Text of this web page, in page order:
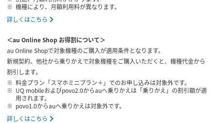
機種により、月額利用料が異なります。
詳しくはこちら
＜au Online Shop お得割について＞
au Online Shopで対象機種のご購入が適用条件となります。
新規契約、他社から乗りかえで対象機種をご購入いただくと、機種代金から
割引します。
料金プラン「スマホミニプラン＋」でのお申し込みは対象外です。
UQ mobileおよびpovo2.0からauへ乗りかえは「乗りかえ」の割引額が適
用されます。
povo1.0からauへ乗りかえは対象外です。
詳しくはこちら